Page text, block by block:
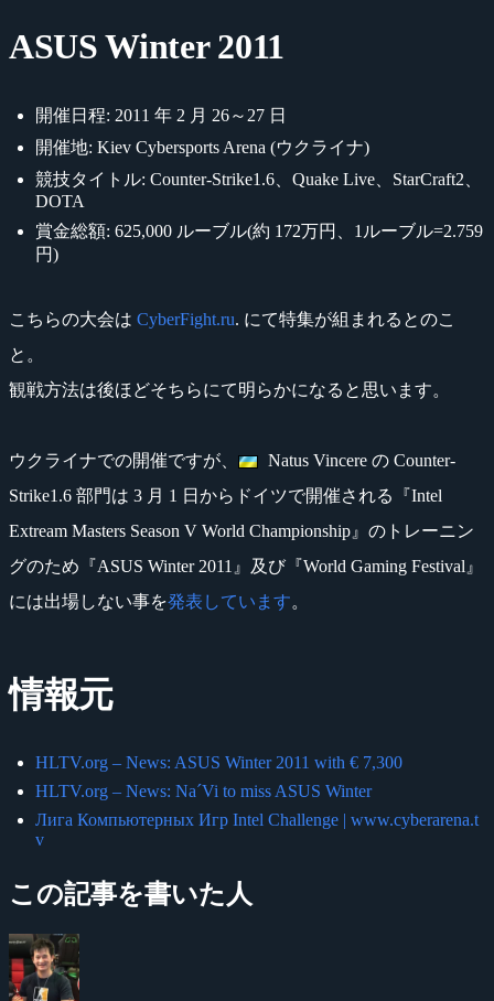
ASUS Winter 2011
開催日程: 2011 年 2 月 26～27 日
開催地: Kiev Cybersports Arena (ウクライナ)
競技タイトル: Counter-Strike1.6、Quake Live、StarCraft2、
DOTA
賞金総額: 625,000 ルーブル(約 172万円、1ルーブル=2.759
円)
こちらの大会は CyberFight.ru. にて特集が組まれるとのこ
と。
観戦方法は後ほどそちらにて明らかになると思います。
ウクライナでの開催ですが、
Natus Vincere の Counter-
Strike1.6 部門は 3 月 1 日からドイツで開催される『Intel
Extream Masters Season V World Championship』のトレーニン
グのため『ASUS Winter 2011』及び『World Gaming Festival』
には出場しない事を発表しています。
情報元
HLTV.org – News: ASUS Winter 2011 with € 7,300
HLTV.org – News: Na´Vi to miss ASUS Winter
Лига Компьютерных Игр Intel Challenge | www.cyberarena.t
v
この記事を書いた人